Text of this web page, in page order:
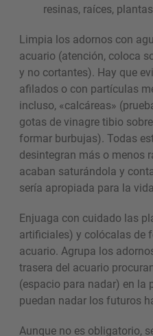
resinas, raíces,
Limpia los adornos con
acuario (atención, coloca
y no cortantes). Hay que
afilados o con partículas
incluso, «calcáreas»
gotas de vinagre tibio
formar burbujas). Todas
desintegran más o menos
acaban saturándola y
sería apropiada para la
Enjuaga con cuidado las
artificiales) y colócalas de
acuario. Agrupa los
trasera del acuario
(espacio para nadar) en la
puedan nadar los futuros
Aunque no es obligatorio,